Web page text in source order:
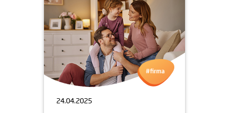
24.04.2025